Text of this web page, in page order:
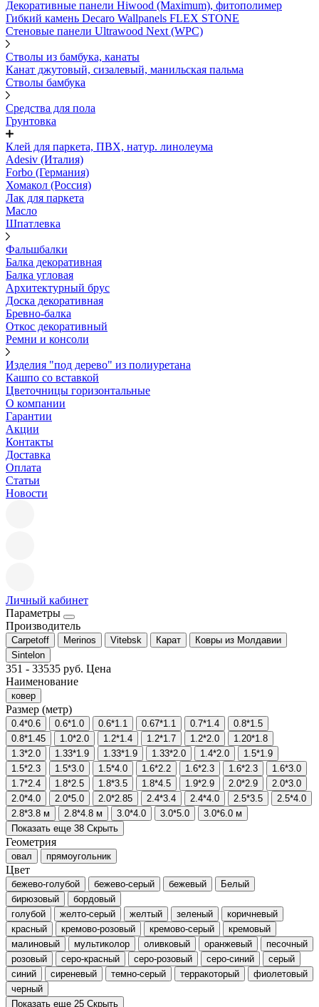
Декоративные панели Hiwood (Maximum), фитополимер
Гибкий камень Decaro Wallpanels FLEX STONE
Стеновые панели Ultrawood Next (WPC)
Стволы из бамбука, канаты
Канат джутовый, сизалевый, манильская пальма
Стволы бамбука
Средства для пола
Грунтовка
Клей для паркета, ПВХ, натур. линолеума
Adesiv (Италия)
Forbo (Германия)
Хомакол (Россия)
Лак для паркета
Масло
Шпатлевка
Фальшбалки
Балка декоративная
Балка угловая
Архитектурный брус
Доска декоративная
Бревно-балка
Откос декоративный
Ремни и консоли
Изделия "под дерево" из полиуретана
Кашпо со вставкой
Цветочницы горизонтальные
О компании
Гарантии
Акции
Контакты
Доставка
Оплата
Статьи
Новости
Личный кабинет
Параметры
Производитель
Carpetoff Merinos Vitebsk Карат
Ковры из Молдавии
Sintelon
351 - 33535 руб. Цена
Наименование
ковер
Размер (метр)
0.4*0.6 0.6*1.0 0.6*1.1 0.67*1.1 0.7*1.4
0.8*1.5
0.8*1.45
1.0*2.0 1.2*1.4 1.2*1.7 1.2*2.0
1.20*1.8
1.3*2.0
1.33*1.9 1.33*1.9 1.33*2.0 1.4*2.0
1.5*1.9
1.5*2.3
1.5*3.0 1.5*4.0 1.6*2.2 1.6*2.3 1.6*2.3
1.6*3.0
1.7*2.4
1.8*2.5 1.8*3.5 1.8*4.5 1.9*2.9 2.0*2.9
2.0*3.0
2.0*4.0
2.0*5.0 2.0*2.85 2.4*3.4 2.4*4.0 2.5*3.5
2.5*4.0
2.8*3.8 м
2.8*4.8 м 3.0*4.0 3.0*5.0
3.0*6.0 м
Показать еще 38 Скрыть
Геометрия
овал прямоугольник
Цвет
бежево-голубой бежево-серый бежевый
Белый
бирюзовый
бордовый
голубой
желто-серый желтый зеленый
коричневый
красный
кремово-розовый кремово-серый
кремовый
малиновый
мультиколор оливковый оранжевый
песочный
розовый
серо-красный серо-розовый серо-синий
серый
синий
сиреневый темно-серый терракоторый
фиолетовый
черный
Показать еще 25 Скрыть